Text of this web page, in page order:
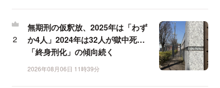
無期刑の仮釈放、2025年は「わず
か4人」2024年は32人が獄中死…
「終身刑化」の傾向続く
2026年08月06日 11時39分